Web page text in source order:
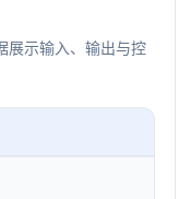
展示输入、输出与控